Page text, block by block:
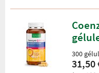
300
31,50